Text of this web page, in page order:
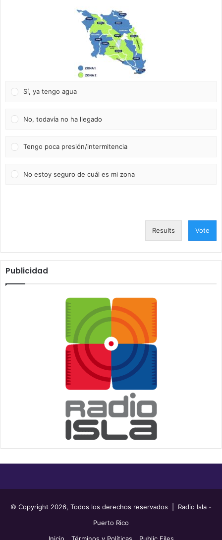
Sí, ya tengo agua
No, todavía no ha llegado
Tengo poca presión/intermitencia
No estoy seguro de cuál es mi zona
Results Vote
Publicidad
© Copyright 2026, Todos los derechos reservados | Radio Isla -
Puerto Rico